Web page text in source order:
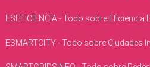
ESEFICIENCIA - Todo sobre Eficiencia
ESMARTCITY - Todo sobre Ciudades